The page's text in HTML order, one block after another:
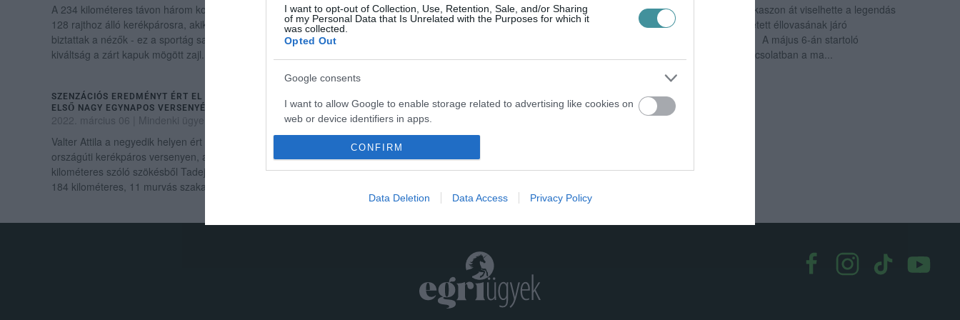
I want to opt-out of Collection, Use, Retention, Sale, and/or Sharing
of my Personal Data that Is Unrelated with the Purposes for which it
was collected.
Opted Out
Google consents
I want to allow Google to enable storage related to advertising like cookies on
web or device identifiers in apps.
I want to allow my user data to be sent to Google for online advertising
purposes.
I want to allow Google to send me personalized advertising.
I want to allow Google to enable storage related to analytics like cookies on
I want to allow Google to enable storage related to functionality of the website
CONFIRM
Data Deletion Data Access Privacy Policy
A 234 kilométeres távon három komoly hegymenet várt a
128 rajthoz álló kerékpárosra, akiket az utak mellett
biztattak a nézők - ez a sportág sajátosságaiból adódó
kiváltság a zárt kapuk mögött zajl...
Nem ért célba – ez áll Valter Attila neve mellett az olimpia
kerékpáros mezőnyversenyének eredménylistáján. A HVG
Valter tavaly három szakaszon át viselhette a legendás
rózsaszín trikót, az összetett éllovasának járó
megkülönböztető mezt. A május 6-án startoló
háromhetes viadallal kapcsolatban a ma...
SZENZÁCIÓS EREDMÉNYT ÉRT EL VALTER ATTILA AZ ÉV
ELSŐ NAGY EGYNAPOS VERSENYÉN
2022. március 06
Mindenki ügye
Valter Attila a negyedik helyen ért célba a Strade Bianche
országúti kerékpáros versenyen, amelyen ötven
kilométeres szóló szökésből Tadej Pogacar győzött. A
184 kilométeres, 11 murvás szakaszt...